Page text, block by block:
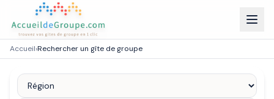
Accueil›Rechercher un gîte de groupe